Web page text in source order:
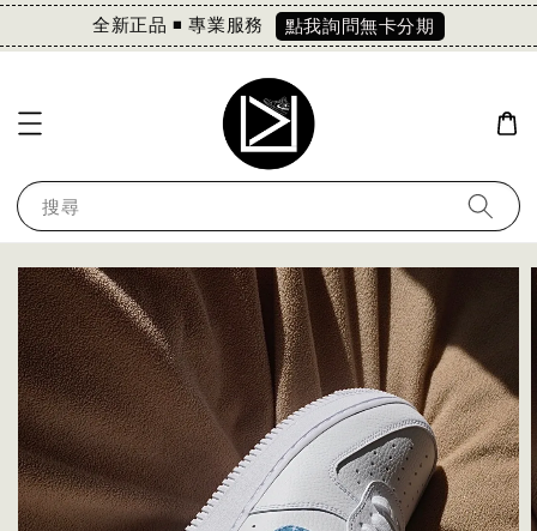
全新正品 ◾️ 專業服務 點我詢問無卡分期
搜尋